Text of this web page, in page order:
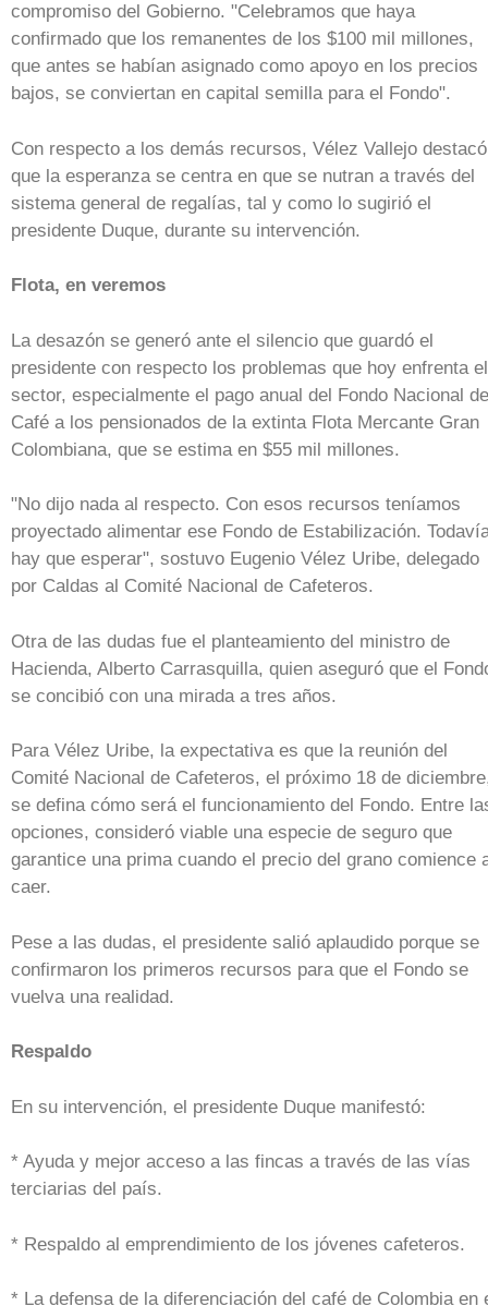
compromiso del Gobierno. "Celebramos que haya
confirmado que los remanentes de los $100 mil millones,
que antes se habían asignado como apoyo en los precios
bajos, se conviertan en capital semilla para el Fondo".
Con respecto a los demás recursos, Vélez Vallejo destacó
que la esperanza se centra en que se nutran a través del
sistema general de regalías, tal y como lo sugirió el
presidente Duque, durante su intervención.
Flota, en veremos
La desazón se generó ante el silencio que guardó el
presidente con respecto los problemas que hoy enfrenta el
sector, especialmente el pago anual del Fondo Nacional
Café a los pensionados de la extinta Flota Mercante Gran
Colombiana, que se estima en $55 mil millones.
"No dijo nada al respecto. Con esos recursos teníamos
proyectado alimentar ese Fondo de Estabilización.
hay que esperar", sostuvo Eugenio Vélez Uribe, delegado
por Caldas al Comité Nacional de Cafeteros.
Otra de las dudas fue el planteamiento del ministro de
Hacienda, Alberto Carrasquilla, quien aseguró que el
se concibió con una mirada a tres años.
Para Vélez Uribe, la expectativa es que la reunión del
Comité Nacional de Cafeteros, el próximo 18 de
se defina cómo será el funcionamiento del Fondo. Entre
opciones, consideró viable una especie de seguro que
garantice una prima cuando el precio del grano comience
caer.
Pese a las dudas, el presidente salió aplaudido porque se
confirmaron los primeros recursos para que el Fondo se
vuelva una realidad.
Respaldo
En su intervención, el presidente Duque manifestó:
* Ayuda y mejor acceso a las fincas a través de las vías
terciarias del país.
* Respaldo al emprendimiento de los jóvenes cafeteros.
* La defensa de la diferenciación del café de Colombia en